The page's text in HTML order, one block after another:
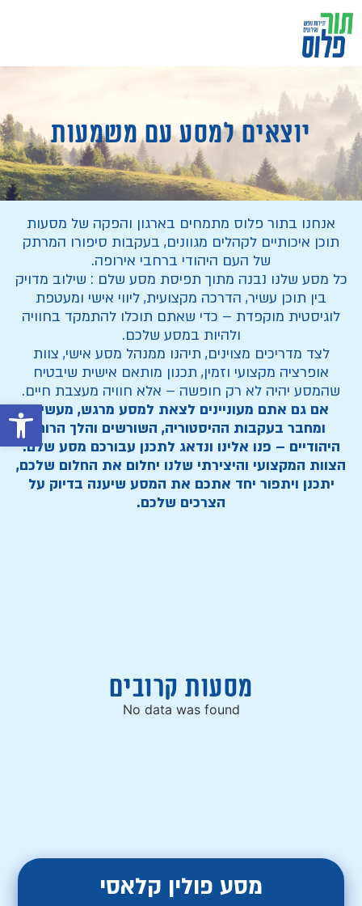
פתח
יוצאים למסע עם משמעות
אנחנו בתור פלוס מתמחים בארגון והפקה של מסעות
תוכן איכותיים לקהלים מגוונים, בעקבות סיפורו המרתק
של העם היהודי ברחבי אירופה.
כל מסע שלנו נבנה מתוך תפיסת מסע שלם : שילוב מדויק
בין תוכן עשיר, הדרכה מקצועית, ליווי אישי ומעטפת
לוגיסטית מוקפדת – כדי שאתם תוכלו להתמקד בחוויה
ולהיות במסע שלכם.
לצד מדריכים מצוינים, תיהנו ממנהל מסע אישי, צוות
אופרציה מקצועי וזמין, תכנון מותאם אישית שיבטיח
שהמסע יהיה לא רק חופשה – אלא חוויה מעצבת חיים.
אם גם אתם מעוניינים לצאת למסע מרגש, מעשיר
ומחבר בעקבות ההיסטוריה, השורשים והלך הרוח
היהודיים – פנו אלינו ונדאג לתכנן עבורכם מסע שלם.
הצוות המקצועי והיצירתי שלנו יחלום את החלום שלכם,
יתכנן ויתפור יחד אתכם את המסע שיענה בדיוק על
הצרכים שלכם.
מסעות קרובים
No data was found
מסע פולין קלאסי